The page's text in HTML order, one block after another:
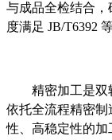
与成品全检结合
度满足 JB/T6392
精密加工是双
依托全流程精密
性、高稳定性的加